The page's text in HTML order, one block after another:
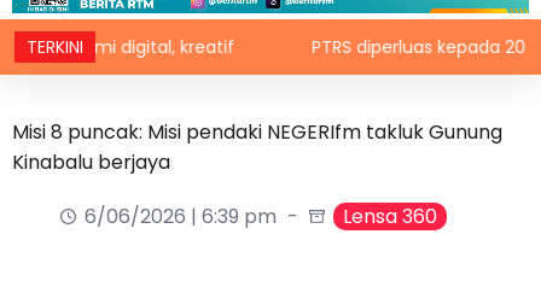
TERKINIdigital, kreatif PTRS diperluas kepada 200,000
Misi 8 puncak: Misi pendaki NEGERIfm takluk Gunung
Kinabalu berjaya
6/06/2026 | 6:39 pm
Lensa 360